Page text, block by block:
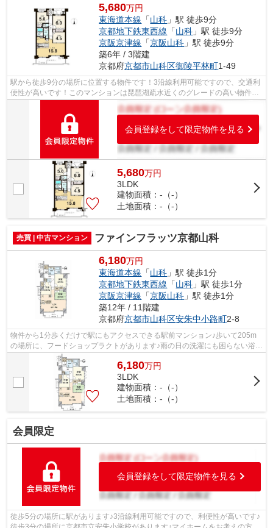
5,680万円
東海道本線 「山科 」駅 徒歩9分
京都地下鉄東西線 「山科 」駅 徒歩9分
京阪京津線 「京阪山科 」駅 徒歩9分
築6年 / 3階建
京都府京都市山科区御陵平林町1-49
駅から徒歩9分の場所に位置する物件です！3沿線利用可能ですので、交通利
便性が高いです！このマンションは琵琶湖疏水近くのグレードの高い物件！
新居をお求めなら京都市山科区はいか...
会員登録をして限定物件を見る
5,680万円
3LDK
建物面積：-（-）
土地面積：-（-）
売買 | 中古マンション ファインフラッツ京都山科
6,180万円
東海道本線 「山科 」駅 徒歩1分
京都地下鉄東西線 「山科 」駅 徒歩1分
京阪京津線 「京阪山科 」駅 徒歩1分
築12年 / 11階建
京都府京都市山科区安朱中小路町2-8
物件から1分歩くだけで駅にもアクセスできる駅前マンション♪歩いて205m
の場所に、フードショップラクトがあります♪雨の日の洗濯にも困らない浴室
乾燥機の設備が嬉しいお風呂場が魅力的...
6,180万円
3LDK
建物面積：-（-）
土地面積：-（-）
会員限定
会員登録をして限定物件を見る
徒歩5分の場所に駅があります♪3沿線利用可能ですので、利便性が高いです♪